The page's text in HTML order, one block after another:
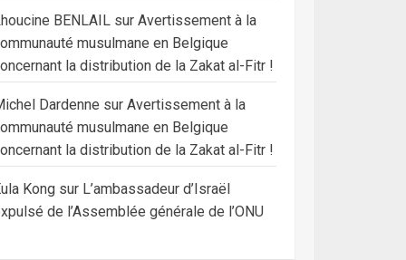
BENLAILsur Avertissement à la
musulmane en Belgique
la distribution de la Zakat al-Fitr !
Dardenne sur Avertissement à la
musulmane en Belgique
la distribution de la Zakat al-Fitr !
Kongsur L’ambassadeur d’Israël
de l’Assemblée générale de l’ONU